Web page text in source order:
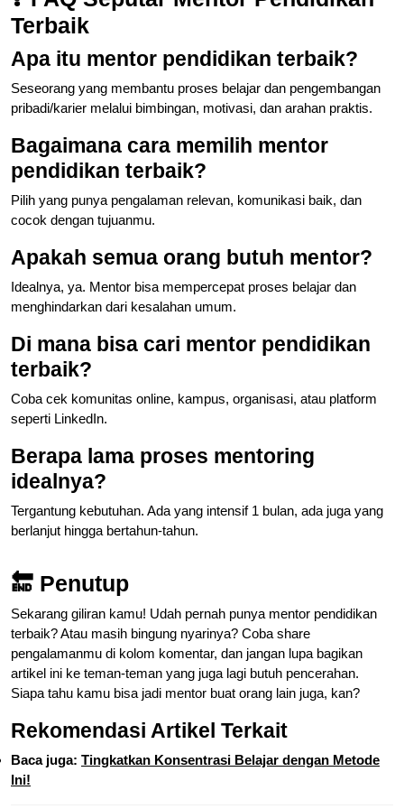
Terbaik
Apa itu mentor pendidikan terbaik?
Seseorang yang membantu proses belajar dan pengembangan
pribadi/karier melalui bimbingan, motivasi, dan arahan praktis.
Bagaimana cara memilih mentor
pendidikan terbaik?
Pilih yang punya pengalaman relevan, komunikasi baik, dan
cocok dengan tujuanmu.
Apakah semua orang butuh mentor?
Idealnya, ya. Mentor bisa mempercepat proses belajar dan
menghindarkan dari kesalahan umum.
Di mana bisa cari mentor pendidikan
terbaik?
Coba cek komunitas online, kampus, organisasi, atau platform
seperti LinkedIn.
Berapa lama proses mentoring
idealnya?
Tergantung kebutuhan. Ada yang intensif 1 bulan, ada juga yang
berlanjut hingga bertahun-tahun.
🔚 Penutup
Sekarang giliran kamu! Udah pernah punya mentor pendidikan
terbaik? Atau masih bingung nyarinya? Coba share
pengalamanmu di kolom komentar, dan jangan lupa bagikan
artikel ini ke teman-teman yang juga lagi butuh pencerahan.
Siapa tahu kamu bisa jadi mentor buat orang lain juga, kan?
Rekomendasi Artikel Terkait
Baca juga: Tingkatkan Konsentrasi Belajar dengan Metode
Ini!